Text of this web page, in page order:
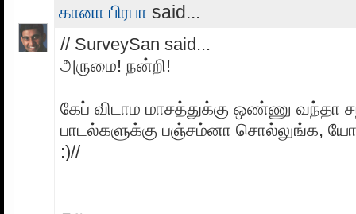
கானா பிரபா said...
// SurveySan said...
அருமை! நன்றி!
கேப் விடாம மாசத்துக்கு ஒண்ணு வந்தா
பாடல்களுக்கு பஞ்சம்னா சொல்லுங்க,
:)//